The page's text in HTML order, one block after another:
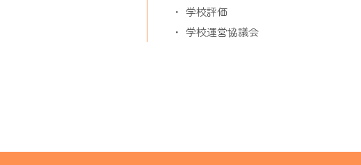
学校評価
学校運営協議会